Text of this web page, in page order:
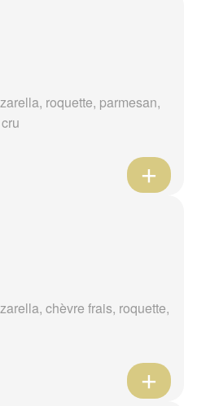
roquette, parmesan,
chèvre frais, roquette,